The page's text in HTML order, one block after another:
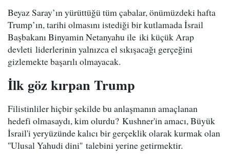
Beyaz Saray’ın yürüttüğü tüm çabalar, önümüzdeki hafta
Trump’ın, tarihi olmasını istediği bir kutlamada İsrail
Başbakanı Binyamin Netanyahu ile iki küçük Arap
devleti liderlerinin yalnızca el sıkışacağı gerçeğini
gizlemekte başarılı olmayacak.
İlk göz kırpan Trump
Filistinliler hiçbir şekilde bu anlaşmanın amaçlanan
hedefi olmasaydı, kim olurdu? Kushner'in amacı, Büyük
İsrail'i yeryüzünde kalıcı bir gerçeklik olarak kurmak olan
''Ulusal Yahudi dini'' talebini yerine getirmektir.